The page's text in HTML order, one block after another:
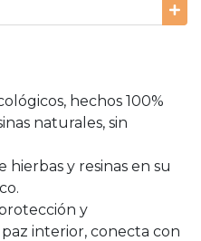
hechos 100%
naturales, sin
hierbas y resinas en su
y
interior, conecta con